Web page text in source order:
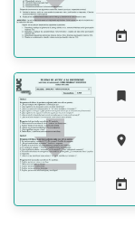




